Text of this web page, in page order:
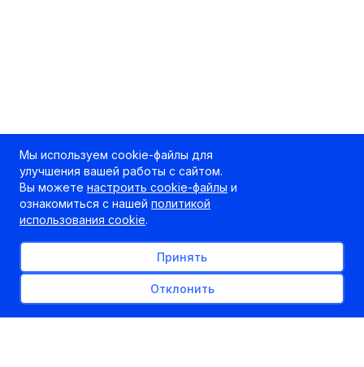
Мы используем cookie-файлы для
улучшения вашей работы с сайтом.
Вы можете настроить cookie-файлы и
ознакомиться с нашей политикой
использования cookie.
Принять
Отклонить